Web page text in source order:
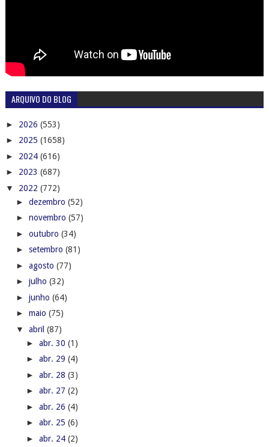
ARQUIVO DO BLOG
► 2026 (553)
► 2025 (1658)
► 2024 (616)
► 2023 (687)
▼ 2022 (772)
► dezembro (52)
► novembro (57)
► outubro (34)
► setembro (81)
► agosto (77)
► julho (32)
► junho (64)
► maio (75)
▼ abril (87)
► abr. 30 (1)
► abr. 29 (4)
► abr. 28 (3)
► abr. 27 (2)
► abr. 26 (4)
► abr. 25 (6)
► abr. 24 (2)